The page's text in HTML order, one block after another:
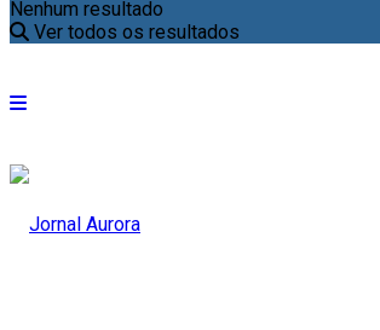
Nenhum resultado
Ver todos os resultados